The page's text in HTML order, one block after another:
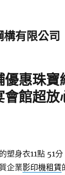
有限公司
優惠珠寶
會館超放
塑身衣11點 51分
企業影印機租賃